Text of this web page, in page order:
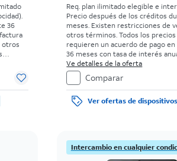
36
otros
de
del
y
sobre
Req. plan ilimitado elegible e
Precio después de los créditos
meses. Existen restricciones de
otros términos.Todos los
requieren un acuerdo de pago en
36 meses con tasa de interés
0%. Sin cargo inicial para clientes
con buenos antecedentes. El
el precio de venta normal se
de la compra. Existen
Ve detalles de la oferta
Comparar
Ver ofertas de dispositivos
Intercambio en cualquier